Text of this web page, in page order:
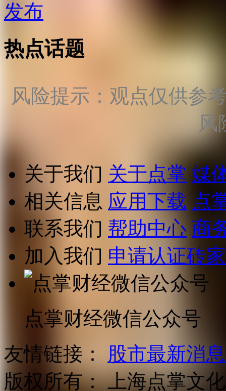
发布
热点话题
风险提示：观点仅供参
风
关于我们 关于点掌 媒
相关信息 应用下载 点
联系我们 帮助中心 商
加入我们 申请认证砖家
点掌财经微信公众号
友情链接：
股市最新消息
版权所有： 上海点掌文